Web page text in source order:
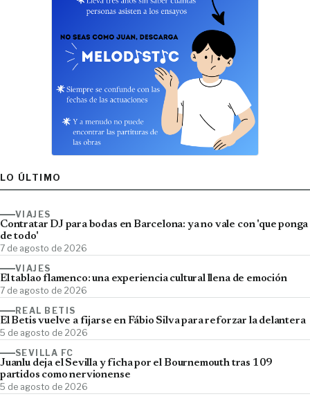
LO ÚLTIMO
VIAJES
Contratar DJ para bodas en Barcelona: ya no vale con 'que ponga
de todo'
7 de agosto de 2026
VIAJES
El tablao flamenco: una experiencia cultural llena de emoción
7 de agosto de 2026
REAL BETIS
El Betis vuelve a fijarse en Fábio Silva para reforzar la delantera
5 de agosto de 2026
SEVILLA FC
Juanlu deja el Sevilla y ficha por el Bournemouth tras 109
partidos como nervionense
5 de agosto de 2026